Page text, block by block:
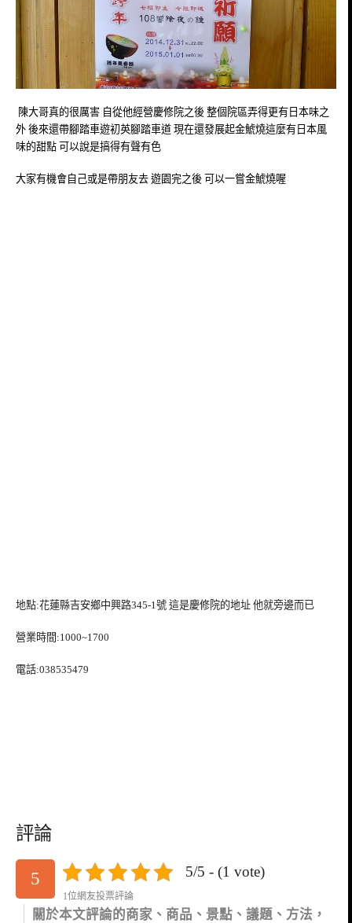
陳大哥真的很厲害 自從他經營慶修院之後 整個院區弄得更有日本味之
外 後來還帶腳踏車遊初英腳踏車道 現在還發展起金鯱燒這麼有 日本風
味的甜點 可以說是搞得有聲有色
大家有機會自己或是帶朋友去 遊園完之後 可以一嘗金鯱燒喔
地點:花蓮縣吉安鄉中興路345-1號 這是慶修院的地址 他就旁邊而已
營業時間:1000~1700
電話:038535479
評論
5 5/5 - (1 vote)
1位網友投票評論
關於本文評論的商家、商品、景點、議題、方法，